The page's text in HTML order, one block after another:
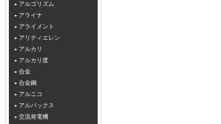
アルゴリズム
アライナ
アライメント
アリティエレン
アルカリ
アルカリ度
合金
合金鋼
アルニコ
アルパックス
交流発電機